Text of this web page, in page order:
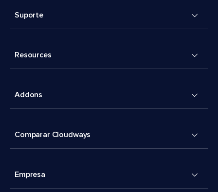
Suporte
Resources
Addons
Comparar Cloudways
Empresa